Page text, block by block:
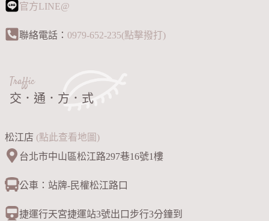
官方LINE@
聯絡電話： 0979-652-235(點擊撥打)
Traffic
交．通．方．式
松江店 (點此查看地圖)
台北市中山區松江路297巷16號1樓
公車：站牌-民權松江路口
捷運行天宮捷運站3號出口步行3分鐘到